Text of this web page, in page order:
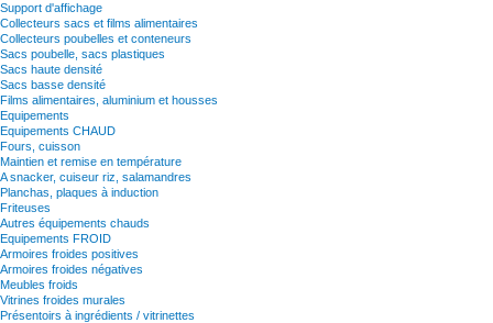
Support d'affichage
Collecteurs sacs et films alimentaires
Collecteurs poubelles et conteneurs
Sacs poubelle, sacs plastiques
Sacs haute densité
Sacs basse densité
Films alimentaires, aluminium et housses
Equipements
Equipements CHAUD
Fours, cuisson
Maintien et remise en température
A snacker, cuiseur riz, salamandres
Planchas, plaques à induction
Friteuses
Autres équipements chauds
Equipements FROID
Armoires froides positives
Armoires froides négatives
Meubles froids
Vitrines froides murales
Présentoirs à ingrédients / vitrinettes